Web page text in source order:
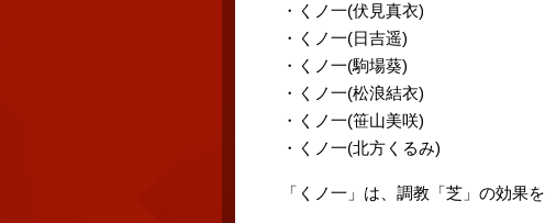
・くノ一(伏見真衣)
・くノ一(日吉遥)
・くノ一(駒場葵)
・くノ一(松浪結衣)
・くノ一(笹山美咲)
・くノ一(北方くるみ)
「くノ一」は、調教「芝」の効果